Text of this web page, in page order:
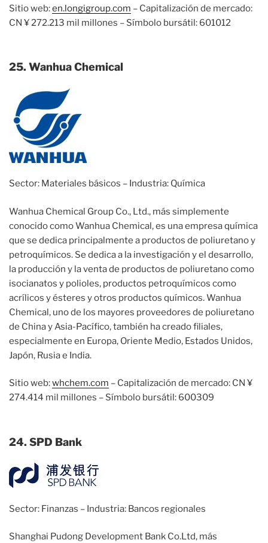
Sitio web:en.longigroup.com – Capitalización de mercado:
CN ¥ 272.213 mil millones – Símbolo bursátil: 601012
25. Wanhua Chemical
Sector: Materiales básicos – Industria: Química
Wanhua Chemical Group Co., Ltd., más simplemente
conocido como Wanhua Chemical, es una empresa química
que se dedica principalmente a productos de poliuretano y
petroquímicos. Se dedica a la investigación y el desarrollo,
la producción y la venta de productos de poliuretano como
isocianatos y polioles, productos petroquímicos como
acrílicos y ésteres y otros productos químicos. Wanhua
Chemical, uno de los mayores proveedores de poliuretano
de China y Asia-Pacífico, también ha creado filiales,
especialmente en Europa, Oriente Medio, Estados Unidos,
Japón, Rusia e India.
Sitio web:whchem.com – Capitalización de mercado: CN ¥
274.414 mil millones – Símbolo bursátil: 600309
24. SPD Bank
Sector: Finanzas – Industria: Bancos regionales
Shanghai Pudong Development Bank Co.Ltd, más